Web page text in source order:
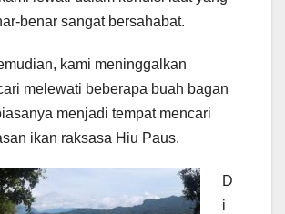
benar sangat bersahabat.
kami meninggalkan
melewati beberapa buah bagan
menjadi tempat mencari
ikan raksasa Hiu Paus.
D
i